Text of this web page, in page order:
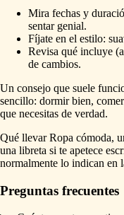
Mira fechas y
sentar genial.
Fíjate en el estilo:
Revisa qué incluye
de cambios.
Un consejo que suele
sencillo: dormir bien,
que necesitas de verdad.
Qué llevar Ropa cómoda,
una libreta si te apetece
normalmente lo indican en
Preguntas frecuentes